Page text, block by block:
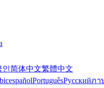
인简体中文繁體中文
españolPortuguêsРусскийภา